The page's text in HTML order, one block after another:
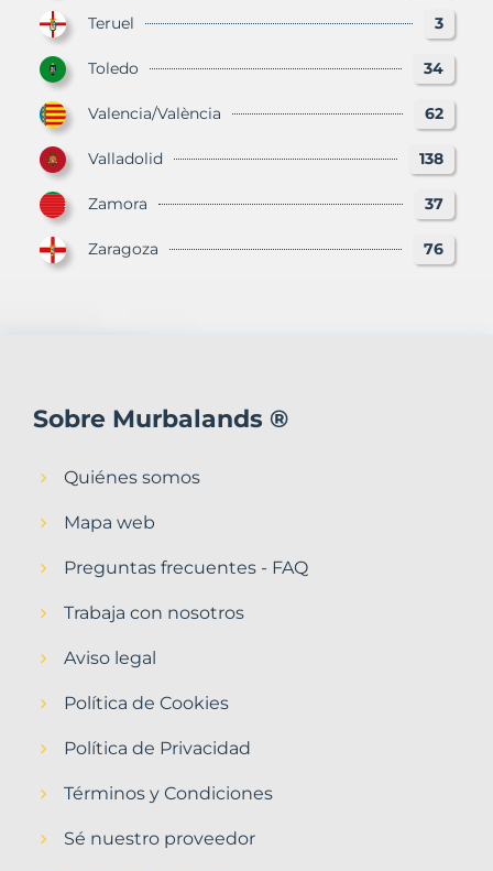
Teruel 3
Toledo 34
Valencia/València 62
Valladolid 138
Zamora 37
Zaragoza 76
Sobre Murbalands ®
Quiénes somos
Mapa web
Preguntas frecuentes - FAQ
Trabaja con nosotros
Aviso legal
Política de Cookies
Política de Privacidad
Términos y Condiciones
Sé nuestro proveedor